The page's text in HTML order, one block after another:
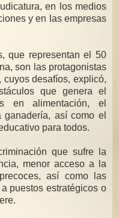
en los medios
y en las empresas
que representan el 50
son las protagonistas
desafíos, explicó,
que genera el
en alimentación, el
así como el
para todos.
que sufre la
menor acceso a la
así como las
puestos estratégicos o